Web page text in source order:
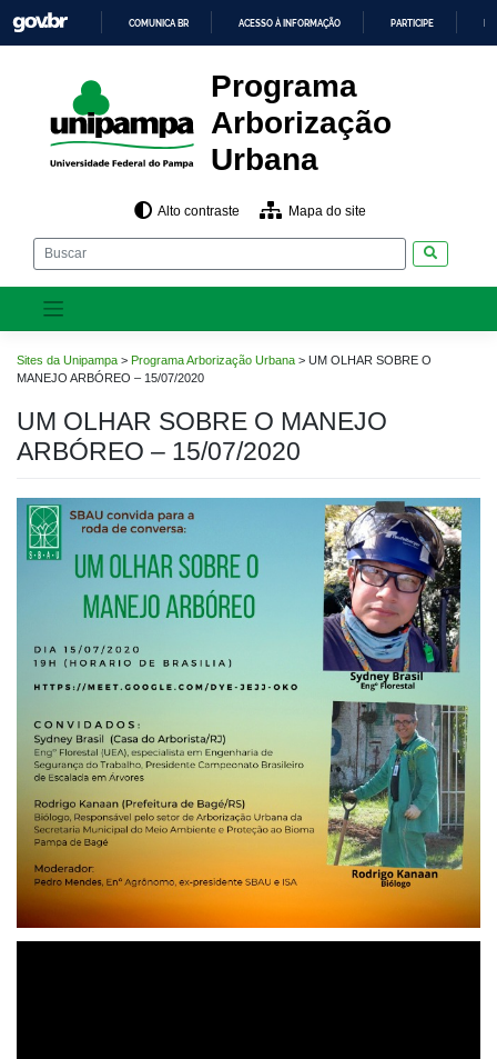
para
o
O
CONTEÚDO
COMUNICA BR ACESSO À INFORMAÇÃO PARTICIPE
Programa
Arborização
Urbana
Alto contraste Mapa do site
Sites da Unipampa > Programa Arborização Urbana > UM OLHAR SOBRE O
MANEJO ARBÓREO – 15/07/2020
UM OLHAR SOBRE O MANEJO
ARBÓREO – 15/07/2020